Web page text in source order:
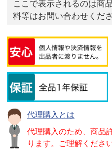
ここで表示されるのは商
料等はお問い合わせくだ
代理購入とは
代理購入のため、商品
ります。ご理解ください